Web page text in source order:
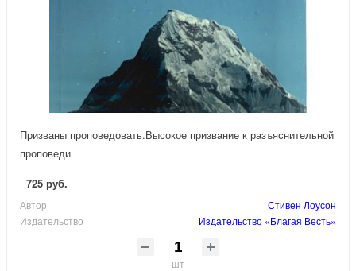
Призваны проповедовать.Высокое призвание к разъяснительной
проповеди
725 руб.
Автор
Стивен Лоусон
Издательство
Издательство «Благая Весть»
шт